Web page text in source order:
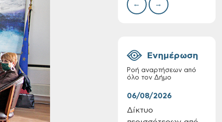
& Βαθμολογίας,
Πίνακες
ΣΟΧ 3/2026 του
Δήμου Χανίων
← →
Ενημέρωση
Ροή αναρτήσεων από
όλο τον Δήμο
06/08/2026
Δίκτυο